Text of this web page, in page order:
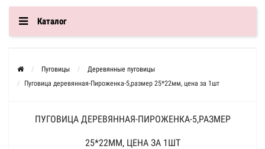
Каталог
Пуговицы
Деревянные пуговицы
Пуговица деревянная-Пироженка-5,размер 25*22мм, цена за 1шт
ПУГОВИЦА ДЕРЕВЯННАЯ-ПИРОЖЕНКА-5,РАЗМЕР
25*22ММ, ЦЕНА ЗА 1ШТ